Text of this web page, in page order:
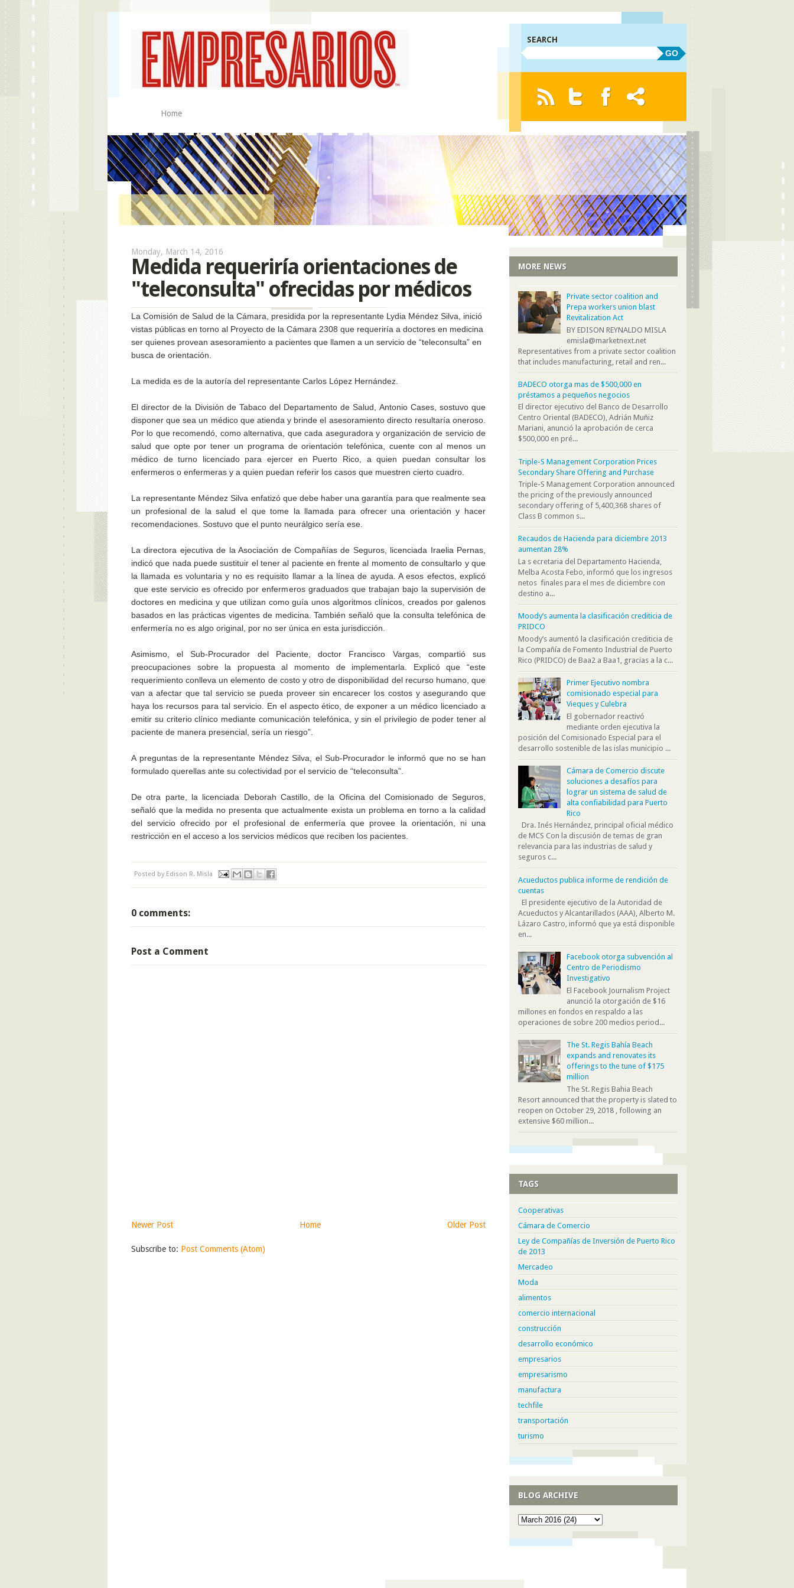
Home
SEARCH
GO
Monday, March 14, 2016
Medida requeriría orientaciones de
"teleconsulta" ofrecidas por médicos
La Comisión de Salud de la Cámara, presidida por la representante Lydia Méndez Silva, inició
vistas públicas en torno al Proyecto de la Cámara 2308 que requeriría a doctores en medicina
ser quienes provean asesoramiento a pacientes que llamen a un servicio de “teleconsulta” en
busca de orientación.
La medida es de la autoría del representante Carlos López Hernández.
El director de la División de Tabaco del Departamento de Salud, Antonio Cases, sostuvo que
disponer que sea un médico que atienda y brinde el asesoramiento directo resultaría oneroso.
Por lo que recomendó, como alternativa, que cada aseguradora y organización de servicio de
salud que opte por tener un programa de orientación telefónica, cuente con al menos un
médico de turno licenciado para ejercer en Puerto Rico, a quien puedan consultar los
enfermeros o enfermeras y a quien puedan referir los casos que muestren cierto cuadro.
La representante Méndez Silva enfatizó que debe haber una garantía para que realmente sea
un profesional de la salud el que tome la llamada para ofrecer una orientación y hacer
recomendaciones. Sostuvo que el punto neurálgico sería ese.
La directora ejecutiva de la Asociación de Compañías de Seguros, licenciada Iraelia Pernas,
indicó que nada puede sustituir el tener al paciente en frente al momento de consultarlo y que
la llamada es voluntaria y no es requisito llamar a la línea de ayuda. A esos efectos, explicó
que este servicio es ofrecido por enfermeros graduados que trabajan bajo la supervisión de
doctores en medicina y que utilizan como guía unos algoritmos clínicos, creados por galenos
basados en las prácticas vigentes de medicina. También señaló que la consulta telefónica de
enfermería no es algo original, por no ser única en esta jurisdicción.
Asimismo, el Sub-Procurador del Paciente, doctor Francisco Vargas, compartió sus
preocupaciones sobre la propuesta al momento de implementarla. Explicó que “este
requerimiento conlleva un elemento de costo y otro de disponibilidad del recurso humano, que
van a afectar que tal servicio se pueda proveer sin encarecer los costos y asegurando que
haya los recursos para tal servicio. En el aspecto ético, de exponer a un médico licenciado a
emitir su criterio clínico mediante comunicación telefónica, y sin el privilegio de poder tener al
paciente de manera presencial, sería un riesgo”.
A preguntas de la representante Méndez Silva, el Sub-Procurador le informó que no se han
formulado querellas ante su colectividad por el servicio de “teleconsulta”.
De otra parte, la licenciada Deborah Castillo, de la Oficina del Comisionado de Seguros,
señaló que la medida no presenta que actualmente exista un problema en torno a la calidad
del servicio ofrecido por el profesional de enfermería que provee la orientación, ni una
restricción en el acceso a los servicios médicos que reciben los pacientes.
Posted by Edison R. Misla
0 comments:
Post a Comment
Newer Post Older Post
Home
Subscribe to: Post Comments (Atom)
MORE NEWS
Private sector coalition and
Prepa workers union blast
Revitalization Act
BY EDISON REYNALDO MISLA
emisla@marketnext.net
Representatives from a private sector coalition
that includes manufacturing, retail and ren...
BADECO otorga mas de $500,000 en
préstamos a pequeños negocios
El director ejecutivo del Banco de Desarrollo
Centro Oriental (BADECO), Adrián Muñiz
Mariani, anunció la aprobación de cerca
$500,000 en pré...
Triple-S Management Corporation Prices
Secondary Share Offering and Purchase
Triple-S Management Corporation announced
the pricing of the previously announced
secondary offering of 5,400,368 shares of
Class B common s...
Recaudos de Hacienda para diciembre 2013
aumentan 28%
La s ecretaria del Departamento Hacienda,
Melba Acosta Febo, informó que los ingresos
netos finales para el mes de diciembre con
destino a...
Moody’s aumenta la clasificación crediticia de
PRIDCO
Moody’s aumentó la clasificación crediticia de
la Compañía de Fomento Industrial de Puerto
Rico (PRIDCO) de Baa2 a Baa1, gracias a la c...
Primer Ejecutivo nombra
comisionado especial para
Vieques y Culebra
El gobernador reactivó
mediante orden ejecutiva la
posición del Comisionado Especial para el
desarrollo sostenible de las islas municipio ...
Cámara de Comercio discute
soluciones a desafíos para
lograr un sistema de salud de
alta confiabilidad para Puerto
Rico
Dra. Inés Hernández, principal oficial médico
de MCS Con la discusión de temas de gran
relevancia para las industrias de salud y
seguros c...
Acueductos publica informe de rendición de
cuentas
El presidente ejecutivo de la Autoridad de
Acueductos y Alcantarillados (AAA), Alberto M.
Lázaro Castro, informó que ya está disponible
en...
Facebook otorga subvención al
Centro de Periodismo
Investigativo
El Facebook Journalism Project
anunció la otorgación de $16
millones en fondos en respaldo a las
operaciones de sobre 200 medios period...
The St. Regis Bahía Beach
expands and renovates its
offerings to the tune of $175
million
The St. Regis Bahia Beach
Resort announced that the property is slated to
reopen on October 29, 2018 , following an
extensive $60 million...
TAGS
Cooperativas
Cámara de Comercio
Ley de Compañías de Inversión de Puerto Rico
de 2013
Mercadeo
Moda
alimentos
comercio internacional
construcción
desarrollo económico
empresarios
empresarismo
manufactura
techfile
transportación
turismo
BLOG ARCHIVE